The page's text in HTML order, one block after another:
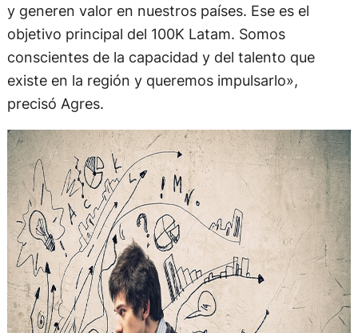
y generen valor en nuestros países. Ese es el
objetivo principal del 100K Latam. Somos
conscientes de la capacidad y del talento que
existe en la región y queremos impulsarlo»,
precisó Agres.